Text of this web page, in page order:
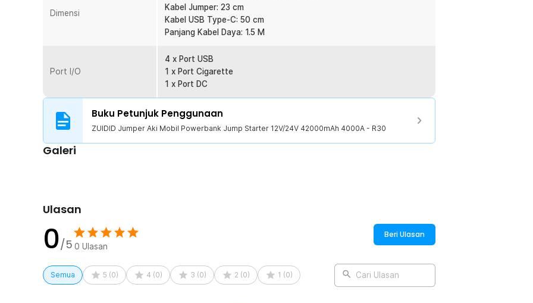
1 x ZUIDID Jumper Aki Mobil Powerbank Jump Starter 12V/24V 42000mAh 4000A - R30
1 x Adaptor Daya
Dimensi
Kabel Jumper: 23 cm
Kabel USB Type-C: 50 cm
Panjang Kabel Daya: 1.5 M
Port I/O
4 x Port USB
1 x Port Cigarette
1 x Port DC
Buku Petunjuk Penggunaan
ZUIDID Jumper Aki Mobil Powerbank Jump Starter 12V/24V 42000mAh 4000A - R30
Galeri
Ulasan
0/5 0 Ulasan
Beri Ulasan
Semua 5 (0) 4 (0) 3 (0) 2 (0) 1 (0) Cari Ulasan